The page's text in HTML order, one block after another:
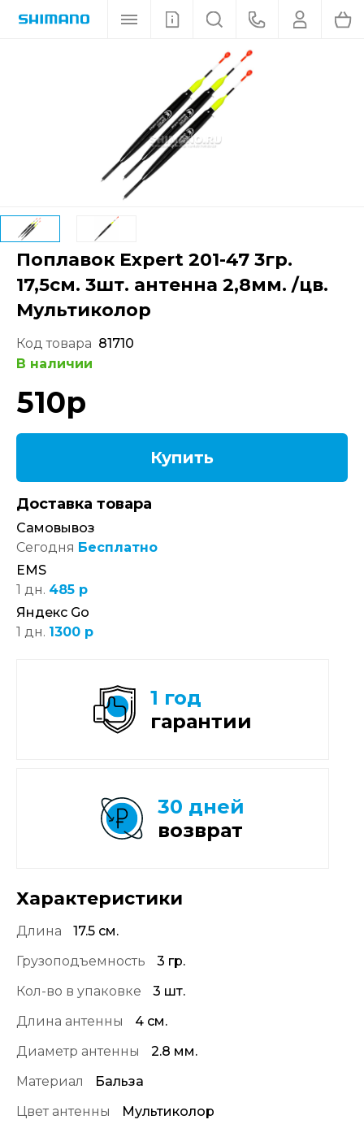
Поплавок Expert 201-47 3гр.
17,5см. 3шт. антенна 2,8мм. /цв.
Мультиколор
Код товара 81710
В наличии
510р
Купить
Доставка товара
Самовывоз
Сегодня Бесплатно
EMS
1 дн. 485 р
Яндекс Go
1 дн. 1300 р
Характеристики
Длина
17.5 см.
Грузоподъемность
3 гр.
Кол-во в упаковке
3 шт.
Длина антенны
4 см.
Диаметр антенны
2.8 мм.
Материал
Бальза
Цвет антенны
Мультиколор
1 год
гарантии
30 дней
возврат